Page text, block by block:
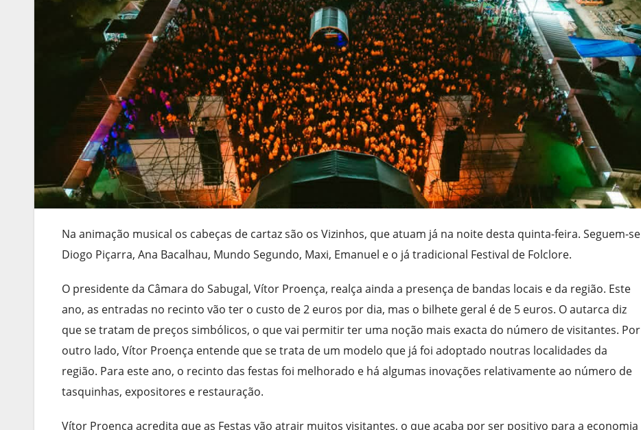
Na animação musical os cabeças de cartaz são os Vizinhos, que atuam já na noite desta quinta-feira. Seguem-se
Diogo Piçarra, Ana Bacalhau, Mundo Segundo, Maxi, Emanuel e o já tradicional Festival de Folclore.
O presidente da Câmara do Sabugal, Vítor Proença, realça ainda a presença de bandas locais e da região. Este
ano, as entradas no recinto vão ter o custo de 2 euros por dia, mas o bilhete geral é de 5 euros. O autarca diz
que se tratam de preços simbólicos, o que vai permitir ter uma noção mais exacta do número de visitantes. Por
outro lado, Vítor Proença entende que se trata de um modelo que já foi adoptado noutras localidades da
região. Para este ano, o recinto das festas foi melhorado e há algumas inovações relativamente ao número de
tasquinhas, expositores e restauração.
Vítor Proença acredita que as Festas vão atrair muitos visitantes, o que acaba por ser positivo para a economia